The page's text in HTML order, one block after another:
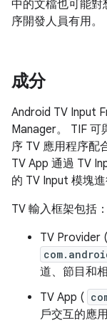
中的文檔也可能對
序開發人員有用。
成分
Android TV Input
Manager。 TIF
序 TV 應用程序配
TV App 通過 TV
的 TV Input 模塊進
TV 輸入框架包括：
TV Provider (
道、節目和
TV App (
戶交互的應用